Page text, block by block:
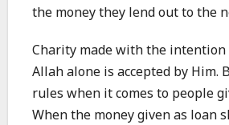
the money they lend out to the
Charity made with the intention
Allah alone is accepted by Him.
rules when it comes to people
When the money given as loan